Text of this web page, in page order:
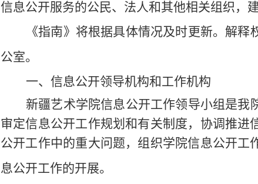
信息公开服务的公民、法人和其他相关组织，
《指南》将根据具体情况及时更新。解
公室。
一、信息公开领导机构和工作机构
新疆艺术学院信息公开工作领导小组是我
审定信息公开工作规划和有关制度，协调推进
公开工作中的重大问题，组织学院信息公开工
息公开工作的开展。